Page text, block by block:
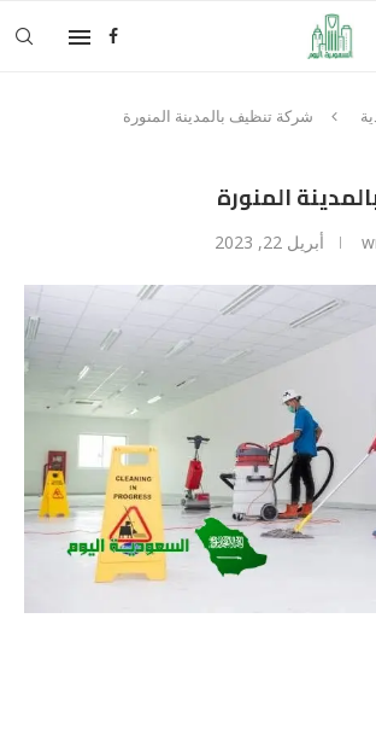
شركة تنظيف بالمدينة المنورة
المنورة
أبريل 22, 2023